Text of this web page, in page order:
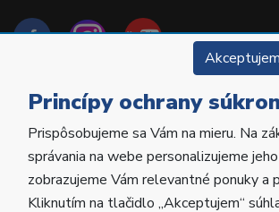
Copyright © 2022 Hu-Fa Dental a.s.
vyhradené.
Akceptujem
Princípy ochrany
Prispôsobujeme sa Vám na mieru. Na
správania na webe personalizujeme
zobrazujeme Vám relevantné ponuky a
Kliknutím na tlačidlo „Akceptujem“